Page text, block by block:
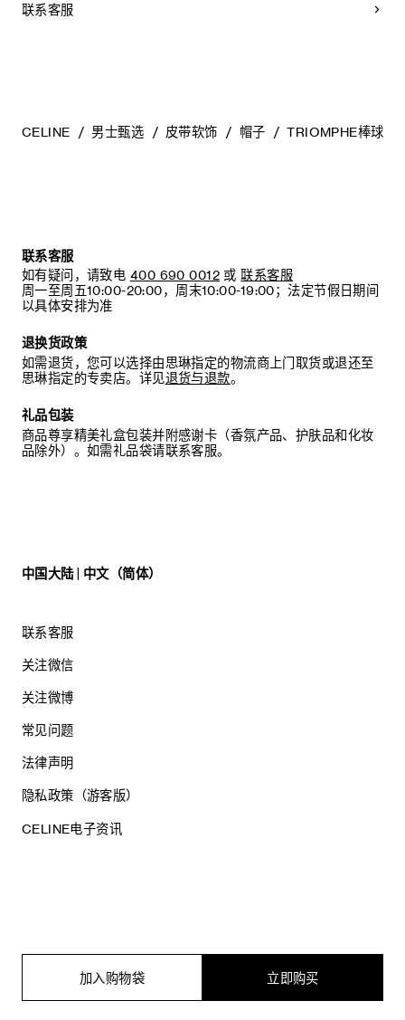
立即购买
加入购物袋
联系客服
CELINE 男士甄选 皮带软饰 帽子 TRIOMPHE棒球帽
联系客服
如有疑问，请致电 400 690 0012 或 联系客服
周一至周五10:00-20:00，周末10:00-19:00；法定节假日期间
以具体安排为准
退换货政策
如需退货，您可以选择由思琳指定的物流商上门取货或退还至
思琳指定的专卖店。详见退货与退款。
礼品包装
商品尊享精美礼盒包装并附感谢卡（香氛产品、护肤品和化妆
品除外）。如需礼品袋请联系客服。
中国大陆 | 中文（简体）
联系客服
关注微信
关注微博
常见问题
法律声明
隐私政策（游客版）
CELINE电子资讯
思琳商贸（上海）有限公司
沪公网安备 31010602005569
电子营业执照